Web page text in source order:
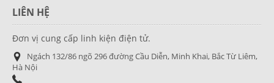
LIÊN HỆ
Đơn vị cung cấp linh kiện điện tử.
Ngách 132/86 ngõ 296 đường Cầu Diễn, Minh Khai, Bắc Từ Liêm,
Hà Nội